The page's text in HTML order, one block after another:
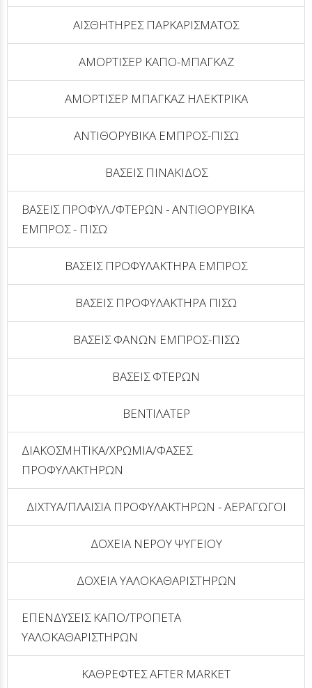
ΑΙΣΘΗΤΗΡΕΣ ΠΑΡΚΑΡΙΣΜΑΤΟΣ
ΑΜΟΡΤΙΣΕΡ ΚΑΠΟ-ΜΠΑΓΚΑΖ
ΑΜΟΡΤΙΣΕΡ ΜΠΑΓΚΑΖ ΗΛΕΚΤΡΙΚΑ
ΑΝΤΙΘΟΡΥΒΙΚΑ ΕΜΠΡΟΣ-ΠΙΣΩ
ΒΑΣΕΙΣ ΠΙΝΑΚΙΔΟΣ
ΒΑΣΕΙΣ ΠΡΟΦΥΛ./ΦΤΕΡΩΝ - ΑΝΤΙΘΟΡΥΒΙΚΑ
ΕΜΠΡΟΣ - ΠΙΣΩ
ΒΑΣΕΙΣ ΠΡΟΦΥΛΑΚΤΗΡΑ ΕΜΠΡΟΣ
ΒΑΣΕΙΣ ΠΡΟΦΥΛΑΚΤΗΡΑ ΠΙΣΩ
ΒΑΣΕΙΣ ΦΑΝΩΝ ΕΜΠΡΟΣ-ΠΙΣΩ
ΒΑΣΕΙΣ ΦΤΕΡΩΝ
ΒΕΝΤΙΛΑΤΕΡ
ΔΙΑΚΟΣΜΗΤΙΚΑ/ΧΡΩΜΙΑ/ΦΑΣΕΣ
ΠΡΟΦΥΛΑΚΤΗΡΩΝ
ΔΙΧΤYΑ/ΠΛΑΙΣΙΑ ΠΡΟΦΥΛΑΚΤΗΡΩΝ - ΑΕΡΑΓΩΓΟΙ
ΔΟΧΕΙΑ ΝΕΡΟΥ ΨΥΓΕΙΟΥ
ΔΟΧΕΙΑ ΥΑΛΟΚΑΘΑΡΙΣΤΗΡΩΝ
ΕΠΕΝΔΥΣΕΙΣ ΚΑΠΟ/ΤΡΟΠΕΤΑ
ΥΑΛΟΚΑΘΑΡΙΣΤΗΡΩΝ
ΚΑΘΡΕΦΤΕΣ AFTER MARKET